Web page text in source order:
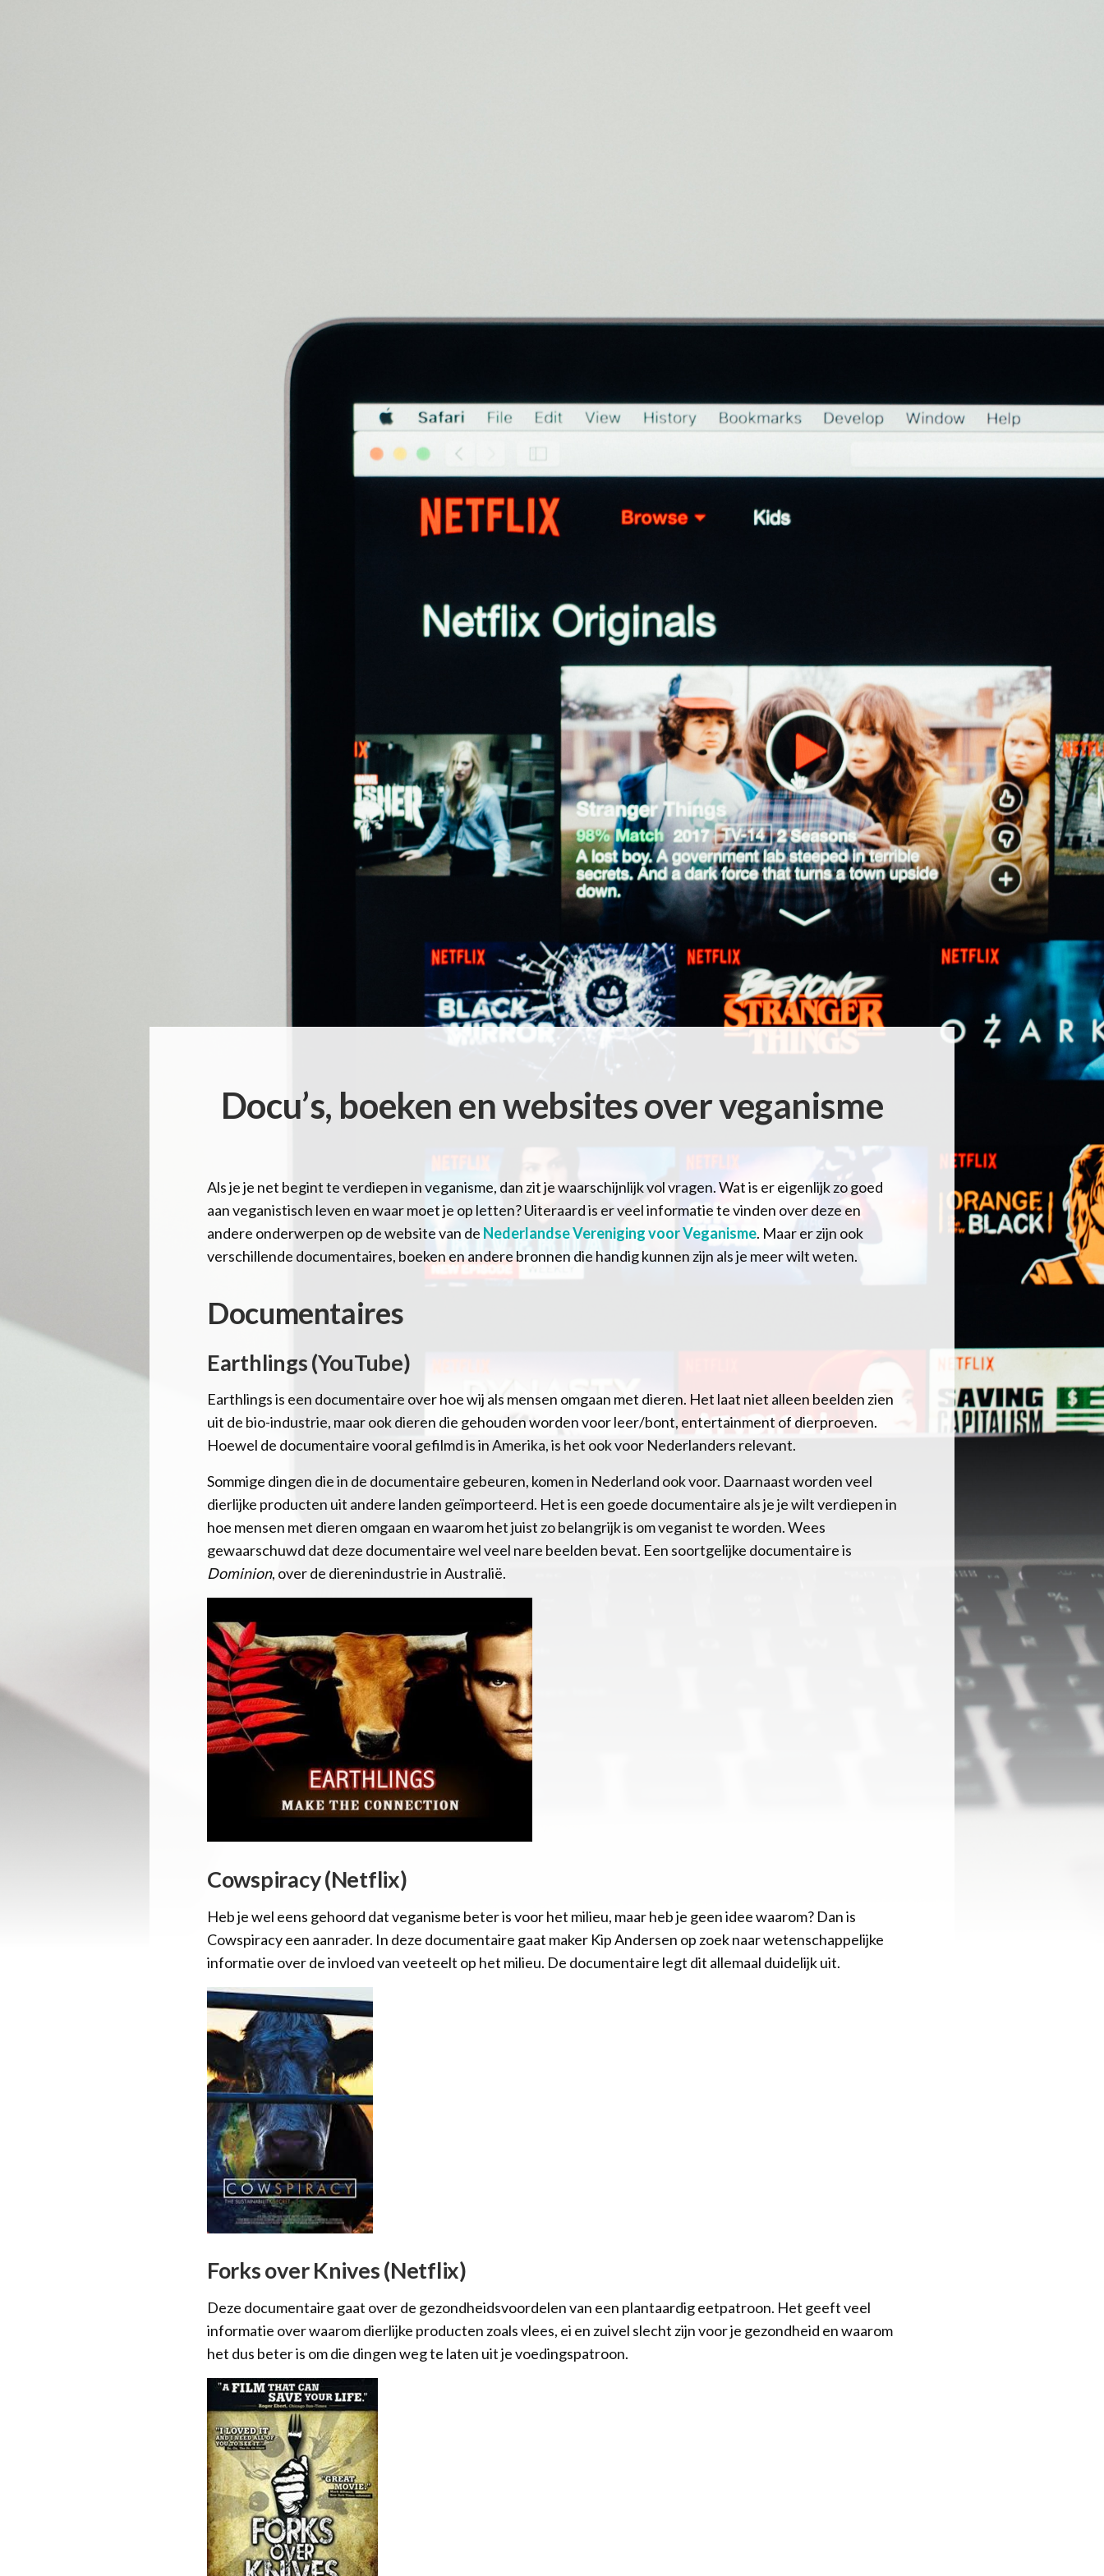
Docu’s, boeken en websites over veganisme
Als je je net begint te verdiepen in veganisme, dan zit je waarschijnlijk vol vragen. Wat is er eigenlijk zo goed
aan veganistisch leven en waar moet je op letten? Uiteraard is er veel informatie te vinden over deze en
andere onderwerpen op de website van de Nederlandse Vereniging voor Veganisme. Maar er zijn ook
verschillende documentaires, boeken en andere bronnen die handig kunnen zijn als je meer wilt weten.
Documentaires
Earthlings (YouTube)
Earthlings is een documentaire over hoe wij als mensen omgaan met dieren. Het laat niet alleen beelden zien
uit de bio-industrie, maar ook dieren die gehouden worden voor leer/bont, entertainment of dierproeven.
Hoewel de documentaire vooral gefilmd is in Amerika, is het ook voor Nederlanders relevant.
Sommige dingen die in de documentaire gebeuren, komen in Nederland ook voor. Daarnaast worden veel
dierlijke producten uit andere landen geïmporteerd. Het is een goede documentaire als je je wilt verdiepen in
hoe mensen met dieren omgaan en waarom het juist zo belangrijk is om veganist te worden. Wees
gewaarschuwd dat deze documentaire wel veel nare beelden bevat. Een soortgelijke documentaire is
Dominion, over de dierenindustrie in Australië.
Cowspiracy (Netflix)
Heb je wel eens gehoord dat veganisme beter is voor het milieu, maar heb je geen idee waarom? Dan is
Cowspiracy een aanrader. In deze documentaire gaat maker Kip Andersen op zoek naar wetenschappelijke
informatie over de invloed van veeteelt op het milieu. De documentaire legt dit allemaal duidelijk uit.
Forks over Knives (Netflix)
Deze documentaire gaat over de gezondheidsvoordelen van een plantaardig eetpatroon. Het geeft veel
informatie over waarom dierlijke producten zoals vlees, ei en zuivel slecht zijn voor je gezondheid en waarom
het dus beter is om die dingen weg te laten uit je voedingspatroon.